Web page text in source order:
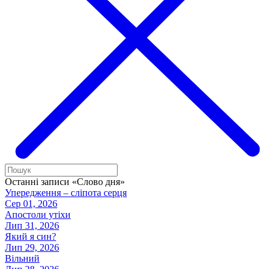
Останні записи «Слово дня»
Упередження – сліпота серця
Сер 01, 2026
Апостоли утіхи
Лип 31, 2026
Який я син?
Лип 29, 2026
Вільний